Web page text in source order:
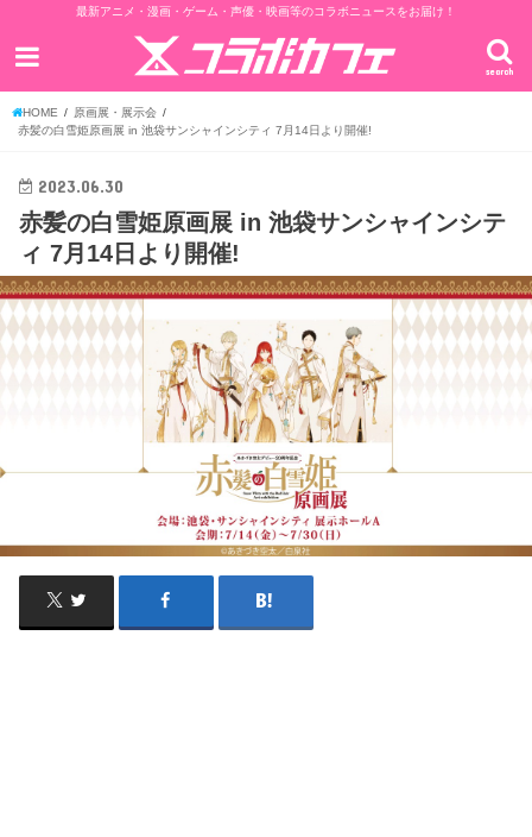
最新アニメ・漫画・ゲーム・声優・映画等のコラボニュースをお届け！
search
HOME
原画展・展示会
赤髪の白雪姫原画展 in 池袋サンシャインシティ 7月14日より開催!
2023.06.30
赤髪の白雪姫原画展 in 池袋サンシャインシテ
ィ 7月14日より開催!